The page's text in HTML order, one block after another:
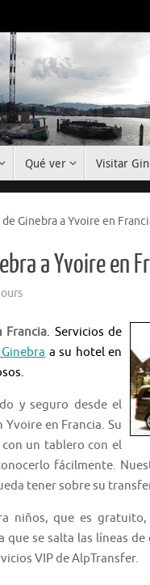
Qué ver Visitar
Ginebra a Yvoire en
a Yvoire en
Francia. Servicios de
a su hotel en
y seguro desde el
en Francia. Su
un tablero con el
fácilmente.
tener sobre su
niños, que es
se salta las líneas
VIP de AlpTransfer.